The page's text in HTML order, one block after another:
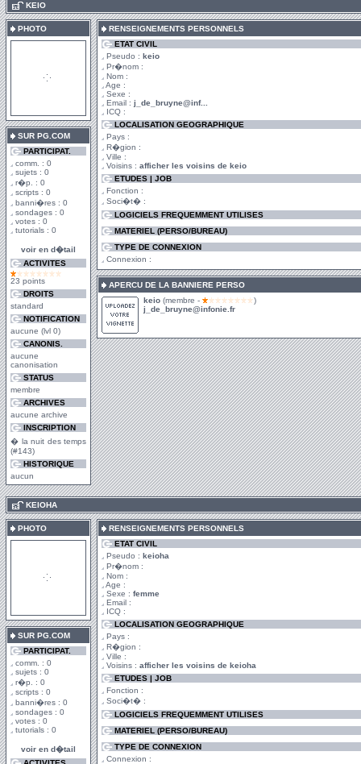
KEIO
PHOTO
SUR PG.COM
PARTICIPAT.
comm. : 0
sujets : 0
r�p. : 0
scripts : 0
banni�res : 0
sondages : 0
votes : 0
tutorials : 0
voir en d�tail
ACTIVITES
23 points
DROITS
standard
NOTIFICATION
aucune (lvl 0)
CANONIS.
aucune
canonisation
STATUS
membre
ARCHIVES
aucune archive
INSCRIPTION
� la nuit des temps
(#143)
HISTORIQUE
aucun
RENSEIGNEMENTS PERSONNELS
ETAT CIVIL
Pseudo : keio
Pr�nom :
Nom :
Age :
Sexe :
Email : j_de_bruyne@inf...
ICQ :
LOCALISATION GEOGRAPHIQUE
Pays :
R�gion :
Ville :
Voisins : afficher les voisins de keio
ETUDES | JOB
Fonction :
Soci�t� :
LOGICIELS FREQUEMMENT UTILISES
MATERIEL (PERSO/BUREAU)
TYPE DE CONNEXION
Connexion :
APERCU DE LA BANNIERE PERSO
keio (membre -
)
j_de_bruyne@infonie.fr
KEIOHA
PHOTO
SUR PG.COM
PARTICIPAT.
comm. : 0
sujets : 0
r�p. : 0
scripts : 0
banni�res : 0
sondages : 0
votes : 0
tutorials : 0
voir en d�tail
RENSEIGNEMENTS PERSONNELS
ETAT CIVIL
Pseudo : keioha
Pr�nom :
Nom :
Age :
Sexe : femme
Email :
ICQ :
LOCALISATION GEOGRAPHIQUE
Pays :
R�gion :
Ville :
Voisins : afficher les voisins de keioha
ETUDES | JOB
Fonction :
Soci�t� :
LOGICIELS FREQUEMMENT UTILISES
MATERIEL (PERSO/BUREAU)
TYPE DE CONNEXION
Connexion :